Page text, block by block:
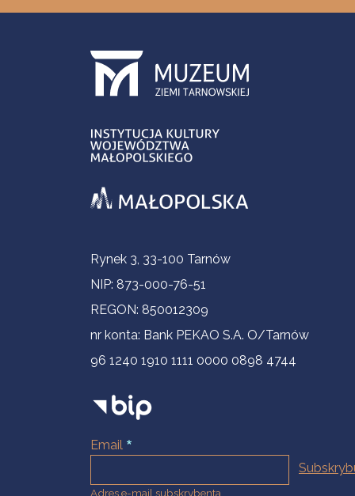
Informacje kontaktowe
Rynek 3, 33-100 Tarnów
NIP: 873-000-76-51
REGON: 850012309
nr konta: Bank PEKAO S.A. O/Tarnów
96 1240 1910 1111 0000 0898 4744
Email
Adres e-mail subskrybenta.